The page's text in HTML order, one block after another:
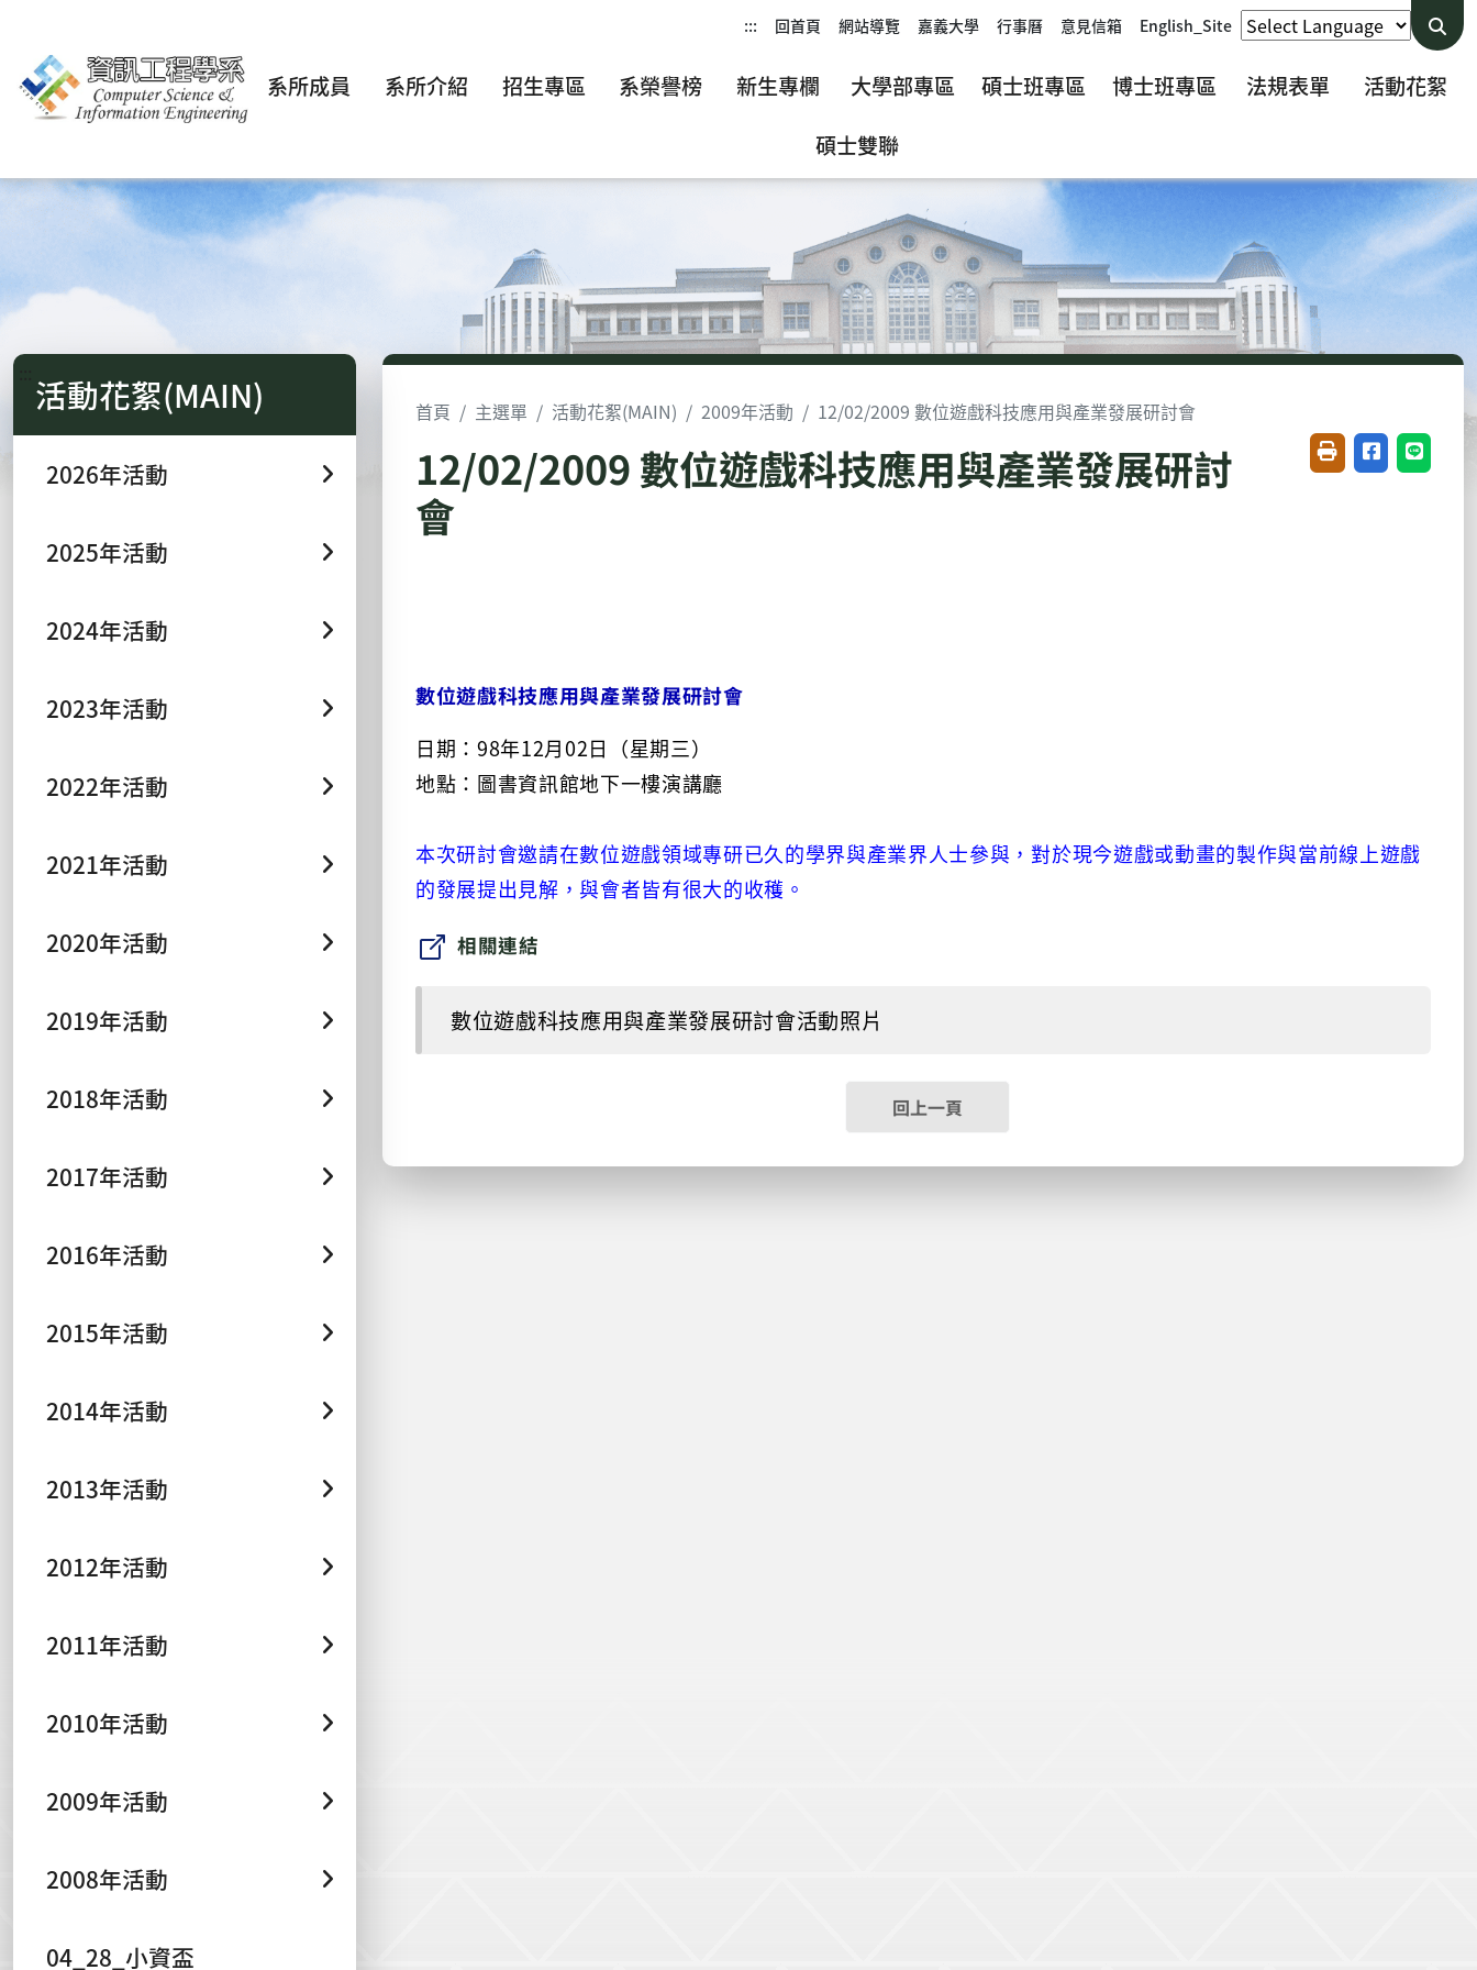
::: 回首頁 網站導覽 嘉義大學 行事曆 意見信箱 English_Site
系所成員 系所介紹 招生專區 系榮譽榜 新生專欄 大學部專區 碩士班專區 博士班專區 法規表單
活動花絮
碩士雙聯
活動花絮(MAIN)
2026年活動
2025年活動
2024年活動
2023年活動
2022年活動
2021年活動
2020年活動
2019年活動
2018年活動
2017年活動
2016年活動
2015年活動
2014年活動
2013年活動
2012年活動
2011年活動
2010年活動
2009年活動
2008年活動
04_28_小資盃
首頁 主選單 活動花絮(MAIN) 2009年活動 12/02/2009 數位遊戲科技應用與產業發展研討會
12/02/2009 數位遊戲科技應用與產業發展研討
會
友善列印(開新視窗)
分享至臉書(
分享至
數位遊戲科技應用與產業發展研討會
日期：98年12月02日（星期三）
地點：圖書資訊館地下一樓演講廳
本次研討會邀請在數位遊戲領域專研已久的學界與產業界人士參與，對於現今遊戲或動畫的製作與當前線上遊戲
的發展提出見解，與會者皆有很大的收穫。
相關連結
數位遊戲科技應用與產業發展研討會活動照片
回上一頁